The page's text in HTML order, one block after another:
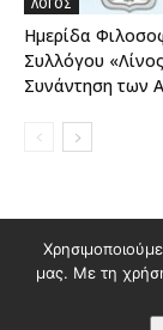
ΛΟΓΟΣ
Ημερίδα
Συλλόγου
Συνάντηση των
Όροι χρήσης &
μας. Με τη